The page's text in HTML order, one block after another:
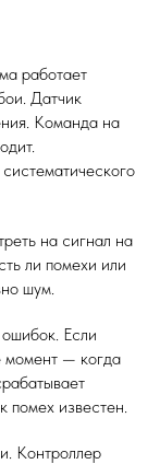
работает
Датчик
Команда на
на сигнал на
ли помехи или
шум.
Если
момент — когда
помех известен.
Контроллер